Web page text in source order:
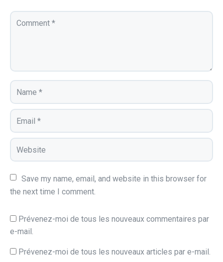
Save my name, email, and website in this browser for
the next time I comment.
Prévenez-moi de tous les nouveaux commentaires par
e-mail.
Prévenez-moi de tous les nouveaux articles par e-mail.